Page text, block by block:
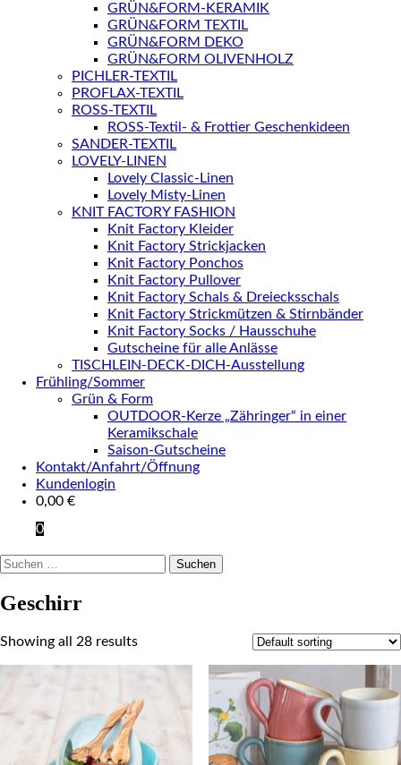
GRÜN&FORM-KERAMIK
GRÜN&FORM TEXTIL
GRÜN&FORM DEKO
GRÜN&FORM OLIVENHOLZ
PICHLER-TEXTIL
PROFLAX-TEXTIL
ROSS-TEXTIL
ROSS-Textil- & Frottier Geschenkideen
SANDER-TEXTIL
LOVELY-LINEN
Lovely Classic-Linen
Lovely Misty-Linen
KNIT FACTORY FASHION
Knit Factory Kleider
Knit Factory Strickjacken
Knit Factory Ponchos
Knit Factory Pullover
Knit Factory Schals & Dreiecksschals
Knit Factory Strickmützen & Stirnbänder
Knit Factory Socks / Hausschuhe
Gutscheine für alle Anlässe
TISCHLEIN-DECK-DICH-Ausstellung
Frühling/Sommer
Grün & Form
OUTDOOR-Kerze „Zähringer“ in einer
Keramikschale
Saison-Gutscheine
Kontakt/Anfahrt/Öffnung
Kundenlogin
0,00 €
0
Suchen
Geschirr
Showing all 28 results